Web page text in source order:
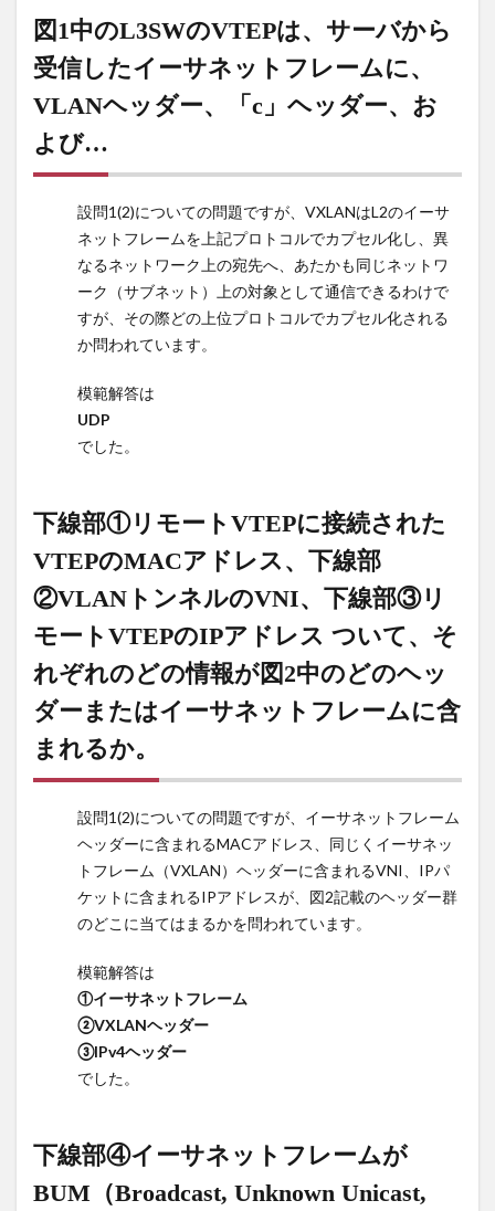
ーサ
ネッ
トフ
レー
に、
VLAN
ー、
「c」
ヘッ
下
線部①
に接続
VTEPの
MACア
ドレ
ス、下
②VLAN
トンネ
VNI、
ート
VTEPの
IPアド
レス つ
それぞ
の情報
が図2中
のどの
ヘッダ
ーまた
トフレ
ームに
含まれ
図1中のL3SWのVTEPは、サーバから
受信したイーサネットフレームに、
VLANヘッダー、「c」ヘッダー、お
よび…
設問1(2)についての問題ですが、VXLANはL2のイーサ
ネットフレームを上記プロトコルでカプセル化し、異
なるネットワーク上の宛先へ、あたかも同じネットワ
ーク（サブネット）上の対象として通信できるわけで
すが、その際どの上位プロトコルでカプセル化される
か問われています。
模範解答は
UDP
でした。
下線部①リモートVTEPに接続された
VTEPのMACアドレス、 下線部
②VLANトンネルのVNI、 下線部③リ
モートVTEPのIPアドレス ついて、そ
れぞれのどの情報が図2中のどのヘッ
ダーまたはイーサネットフレームに含
まれるか。
設問1(2)についての問題ですが、イーサネットフレーム
ヘッダーに含まれるMACアドレス、同じくイーサネッ
トフレーム（VXLAN）ヘッダーに含まれるVNI、IPパ
ケットに含まれるIPアドレスが、図2記載のヘッダー群
のどこに当てはまるかを問われています。
模範解答は
①イーサネットフレーム
②VXLANヘッダー
③IPv4ヘッダー
でした。
下線部④イーサネットフレームが
BUM（Broadcast, Unknown Unicast,